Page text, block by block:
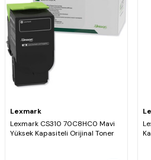
Lexmark
Lexmark CS310 70C8HC0 Mavi
Yüksek Kapasiteli Orijinal Toner